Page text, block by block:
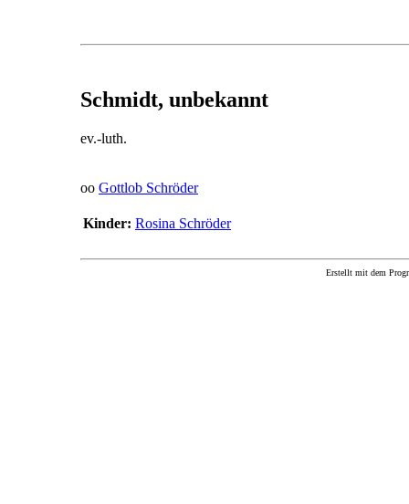
Schmidt, unbekannt
ev.-luth.
oo Gottlob Schröder
Kinder: Rosina Schröder
Erstellt mit dem